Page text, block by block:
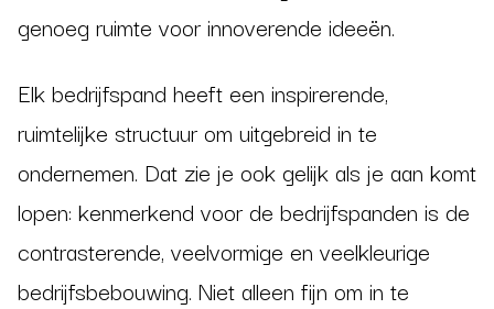
genoeg ruimte voor innoverende ideeën.
Elk bedrijfspand heeft een inspirerende,
ruimtelijke structuur om uitgebreid in te
ondernemen. Dat zie je ook gelijk als je aan komt
lopen: kenmerkend voor de bedrijfspanden is de
contrasterende, veelvormige en veelkleurige
bedrijfsbebouwing. Niet alleen fijn om in te